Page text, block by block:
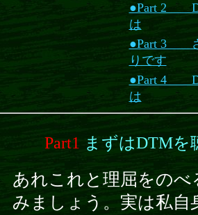
●Part 2
は
●Part 3 さ
りです
●Part 4
は
Part1 まずはDTMを
あれこれと理屈をの
みましょう。実は私自